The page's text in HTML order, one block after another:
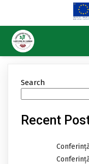
Search
Recent